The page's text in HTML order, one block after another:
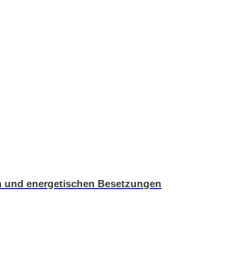
energetischen Besetzungen